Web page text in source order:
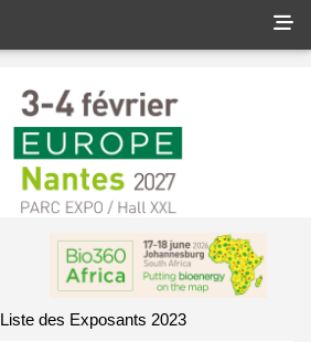
Liste des Exposants 2023